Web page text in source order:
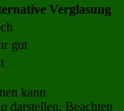
Verglasung
gut
kann
darstellen. Beachten